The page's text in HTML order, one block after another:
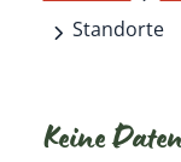
Standorte
Keine